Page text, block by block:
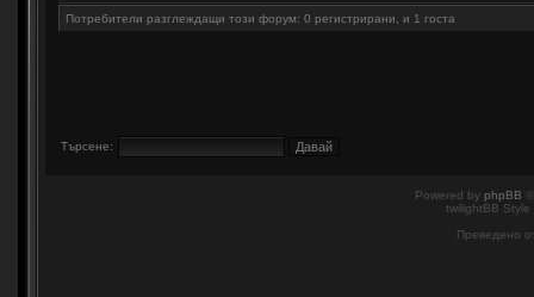
Потребители разглеждащи този форум: 0 регистрирани, и 1 госта
Търсене:
Powered by phpBB
twilightBB
Преведено